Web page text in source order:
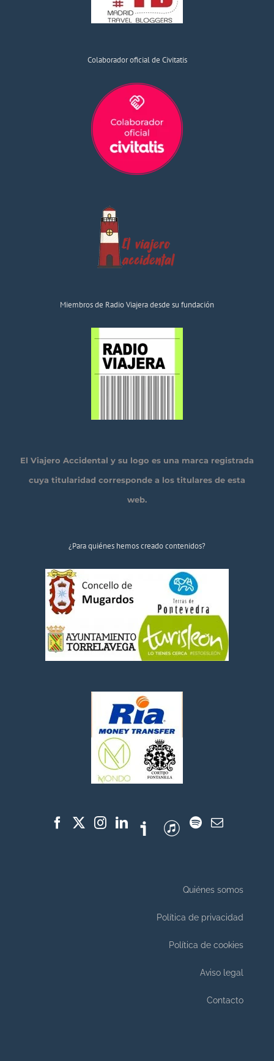
Colaborador oficial de Civitatis
Miembros de Radio Viajera desde su fundación
El Viajero Accidental y su logo es una marca registrada
cuya titularidad corresponde a los titulares de esta
web.
¿Para quiénes hemos creado contenidos?
Quiénes somos
Política de privacidad
Política de cookies
Aviso legal
Contacto